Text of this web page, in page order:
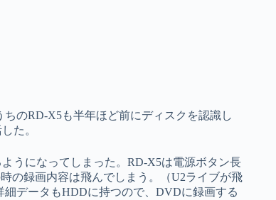
のRD-X5も半年ほど前にディスクを認識し
た。
うになってしまった。RD-X5は電源ボタン長
の録画内容は飛んでしまう。（U2ライブが飛
データもHDDに持つので、DVDに録画する